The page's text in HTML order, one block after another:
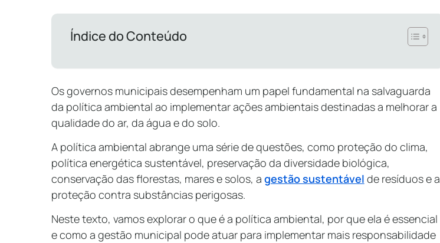
Índice do Conteúdo
Os governos municipais desempenham um papel fundamental na salvaguarda
da política ambiental ao implementar ações ambientais destinadas a melhorar a
qualidade do ar, da água e do solo.
A política ambiental abrange uma série de questões, como proteção do clima,
política energética sustentável, preservação da diversidade biológica,
conservação das florestas, mares e solos, a gestão sustentável de resíduos e a
proteção contra substâncias perigosas.
Neste texto, vamos explorar o que é a política ambiental, por que ela é essencial
e como a gestão municipal pode atuar para implementar mais responsabilidade